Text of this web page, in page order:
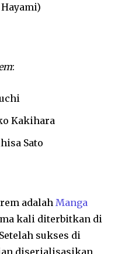
:
Kakihara
Sato
adalah Manga
kali diterbitkan di
sukses di
diserialisasikan